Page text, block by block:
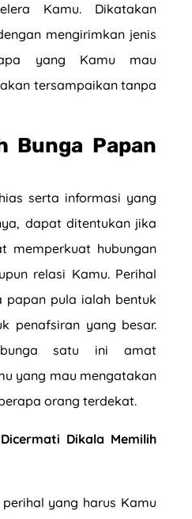
Kamu. Dikatakan
mengirimkan jenis
yang Kamu mau
tersampaikan tanpa
Bunga Papan
serta informasi yang
dapat ditentukan jika
memperkuat hubungan
relasi Kamu. Perihal
papan pula ialah bentuk
penafsiran yang besar.
bunga satu ini amat
yang mau mengatakan
orang terdekat.
Dikala Memilih
yang harus Kamu